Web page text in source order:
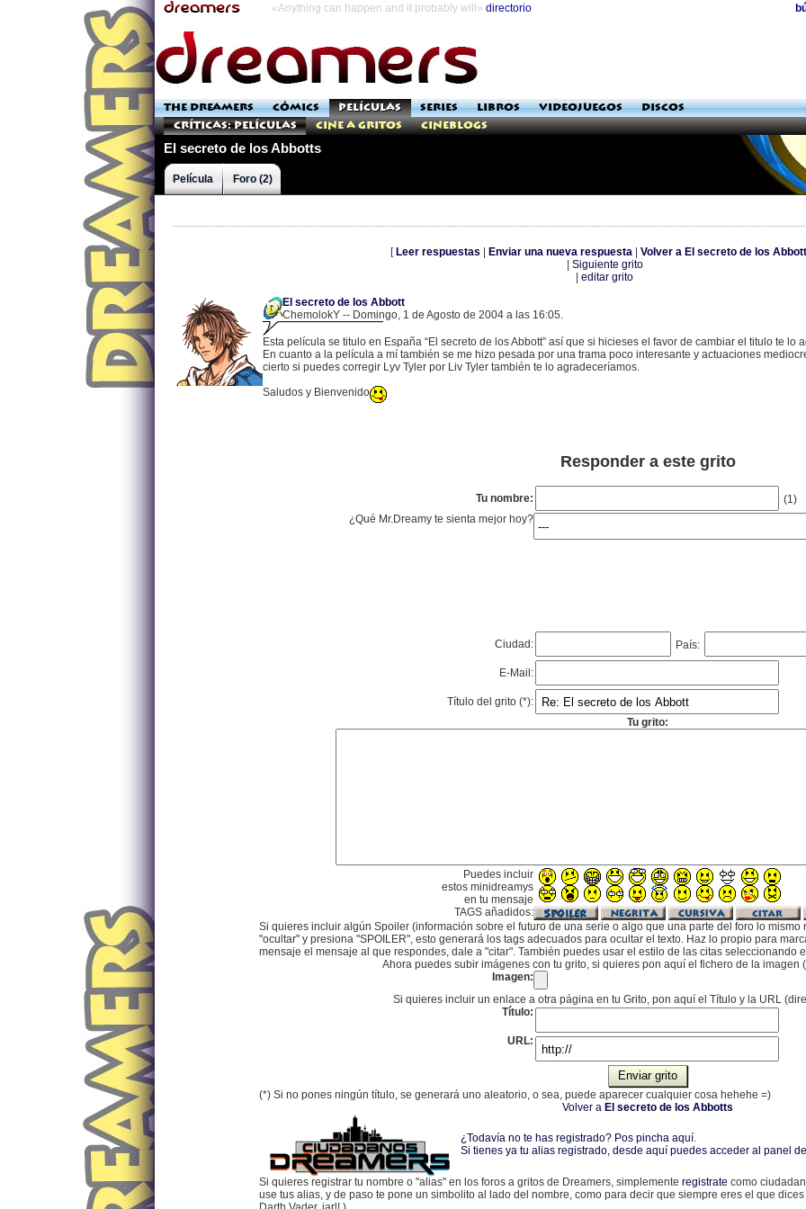
«Anything can happen and it probably will» directorio
THE DREAMERS CÓMICS PELÍCULAS SERIES LIBROS VIDEOJUEGOS
DISCOS
Críticas: Películas
Cine a Gritos Cineblogs
El secreto de los Abbotts
Película Foro (2)
[ Leer respuestas Enviar una nueva respuesta Volver a El secreto de los
Siguiente grito
editar grito
El secreto de los Abbott
ChemolokY -- Domingo, 1 de Agosto de 2004 a las 16:05.
Esta película se titulo en España “El secreto de los Abbott” así que si hicieses el favor de cambiar el titulo te lo
En cuanto a la película a mí también se me hizo pesada por una trama poco interesante y actuaciones
cierto si puedes corregir Lyv Tyler por Liv Tyler también te lo agradeceríamos.
Saludos y Bienvenido
Responder a este grito
Tu nombre:
(1)
¿Qué Mr.Dreamy te sienta mejor hoy?
Ciudad: País:
E-Mail:
Título del grito (*):
Tu grito:
Puedes incluir
estos minidreamys
en tu mensaje
TAGS añadidos:
Si quieres incluir algún Spoiler (información sobre el futuro de una serie o algo que una parte del foro lo
"ocultar" y presiona "SPOILER", esto generará los tags adecuados para ocultar el texto. Haz lo propio para
mensaje el mensaje al que respondes, dale a "citar". También puedes usar el estilo de las citas seleccionando
Ahora puedes subir imágenes con tu grito, si quieres pon aquí el fichero de la imagen
Imagen:
Si quieres incluir un enlace a otra página en tu Grito, pon aquí el Título y la URL
Título:
URL:
(*) Si no pones ningún título, se generará uno aleatorio, o sea, puede aparecer cualquier cosa hehehe =)
Volver a El secreto de los Abbotts
¿Todavía no te has registrado? Pos pincha aquí.
Si tienes ya tu alias registrado, desde aquí puedes acceder al panel
Si quieres registrar tu nombre o "alias" en los foros a gritos de Dreamers, simplemente registrate como
use tus alias, y de paso te pone un simbolito al lado del nombre, como para decir que siempre eres el que